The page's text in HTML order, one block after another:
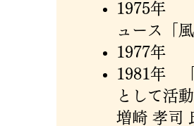
1975年
ュース「
1977年
1981年 「
として活
増崎 孝司